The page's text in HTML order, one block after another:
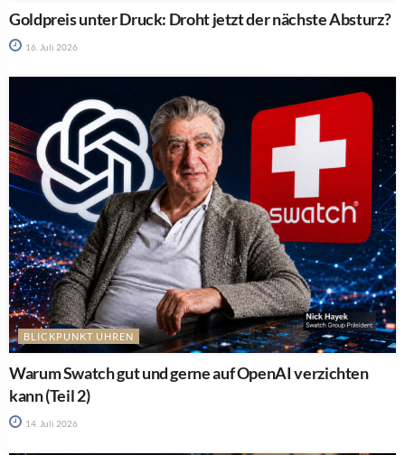
Goldpreis unter Druck: Droht jetzt der nächste Absturz?
16. Juli 2026
BLICKPUNKT UHREN
Warum Swatch gut und gerne auf OpenAI verzichten
kann (Teil 2)
14. Juli 2026